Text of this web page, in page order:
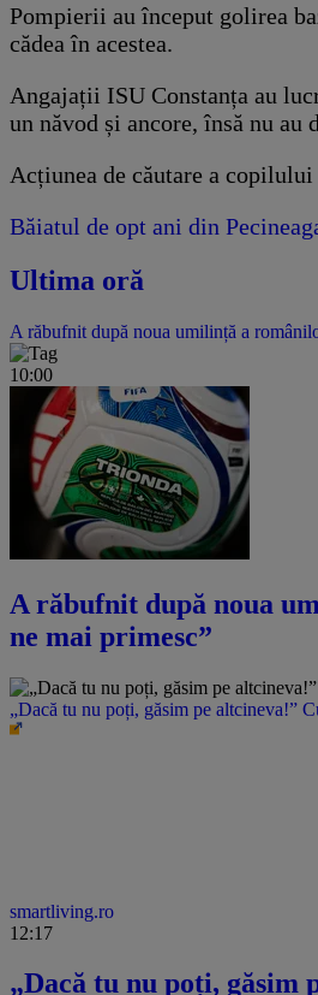
Pompierii au început golirea
cădea în acestea.
Angajații ISU Constanța au
un năvod și ancore, însă nu au
Acțiunea de căutare a
Băiatul de opt ani din
Ultima oră
A răbufnit după noua umilință a
10:00
A răbufnit după noua
ne mai primesc”
„Dacă tu nu poți, găsim pe altcineva!”
smartliving.ro
12:17
„Dacă tu nu poți, găsim